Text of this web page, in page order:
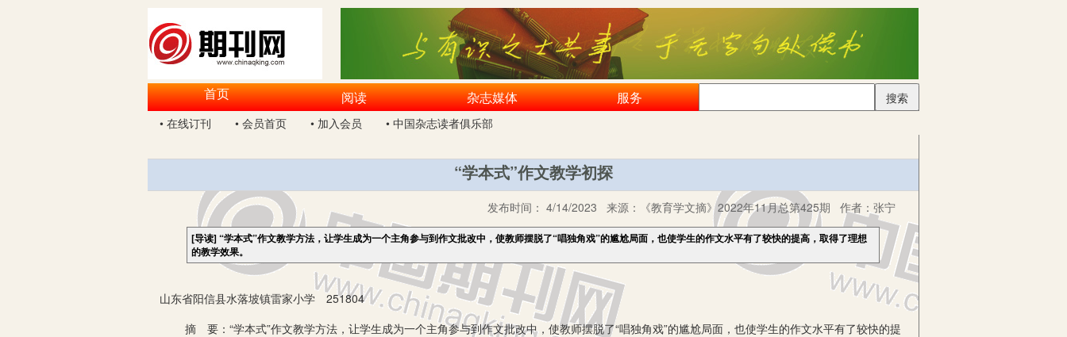
首页 阅读 杂志媒体 服务
搜索
• 在线订刊
• 会员首页 • 加入会员 • 中国杂志读者俱乐部
“学本式”作文教学初探
发布时间： 4/14/2023 来源： 《教育学文摘》2022年11月总第425期 作者： 张宁
[导读]“学本式”作文教学方法，让学生成为一个主角参与到作文批改中，使教师摆脱了“唱独角戏”的尴尬局面，也使学生的作文水平有了较快的提高，取得了理想
的教学效果。
山东省阳信县水落坡镇雷家小学 251804
摘 要：“学本式”作文教学方法，让学生成为一个主角参与到作文批改中，使教师摆脱了“唱独角戏”的尴尬局面，也使学生的作文水平有了较快的提